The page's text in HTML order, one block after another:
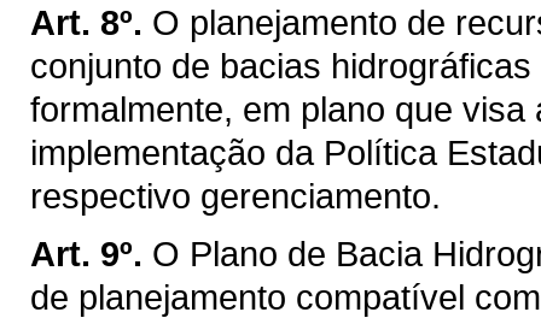
Art. 8º. O planejamento de
conjunto de bacias
formalmente, em plano que
implementação da Política
respectivo gerenciamento.
Art. 9º. O Plano de Bacia
de planejamento compatível